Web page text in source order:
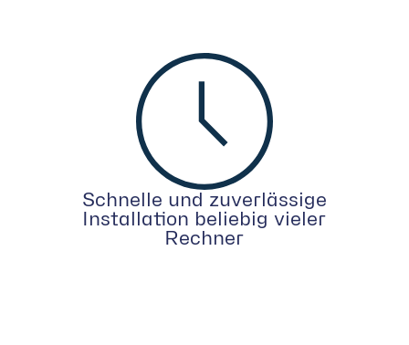
Schnelle und zuverlässige
Installation beliebig vieler
Rechner